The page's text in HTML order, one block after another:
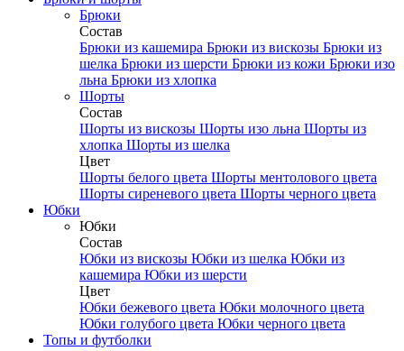
Брюки
Состав
Брюки из кашемира Брюки из вискозы Брюки из
шелка Брюки из шерсти Брюки из кожи Брюки изо
льна Брюки из хлопка
Шорты
Состав
Шорты из вискозы Шорты изо льна Шорты из
хлопка Шорты из шелка
Цвет
Шорты белого цвета Шорты ментолового цвета
Шорты сиреневого цвета Шорты черного цвета
Юбки
Юбки
Состав
Юбки из вискозы Юбки из шелка Юбки из
кашемира Юбки из шерсти
Цвет
Юбки бежевого цвета Юбки молочного цвета
Юбки голубого цвета Юбки черного цвета
Топы и футболки